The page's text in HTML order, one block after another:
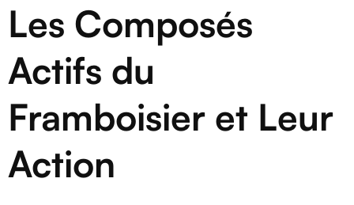
Les Composés
Actifs du
Framboisier et Leur
Action